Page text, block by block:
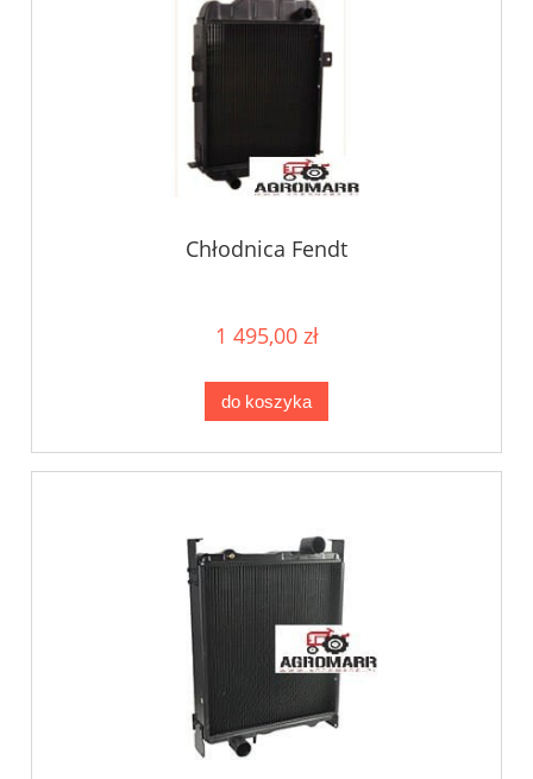
Chłodnica Fendt
1 495,00 zł
do koszyka